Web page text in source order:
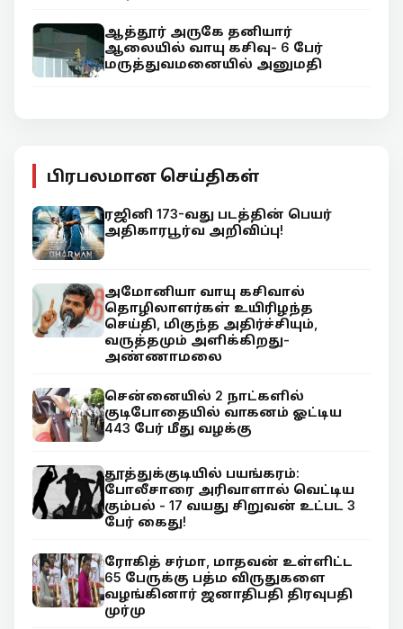
ஆத்தூர் அருகே தனியார்
ஆலையில் வாயு கசிவு- 6 பேர்
மருத்துவமனையில் அனுமதி
பிரபலமான செய்திகள்
ரஜினி 173-வது படத்தின் பெயர்
அதிகாரபூர்வ அறிவிப்பு!
அமோனியா வாயு கசிவால்
தொழிலாளர்கள் உயிரிழந்த
செய்தி, மிகுந்த அதிர்ச்சியும்,
வருத்தமும் அளிக்கிறது-
அண்ணாமலை
சென்னையில் 2 நாட்களில்
குடிபோதையில் வாகனம் ஓட்டிய
443 பேர் மீது வழக்கு
தூத்துக்குடியில் பயங்கரம்:
போலீசாரை அரிவாளால் வெட்டிய
கும்பல் - 17 வயது சிறுவன் உட்பட 3
பேர் கைது!
ரோகித் சர்மா, மாதவன் உள்ளிட்ட
65 பேருக்கு பத்ம விருதுகளை
வழங்கினார் ஜனாதிபதி திரவுபதி
முர்மு